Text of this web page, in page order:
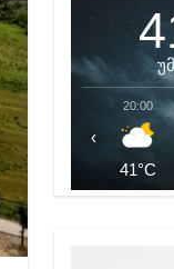
20:00
41°C
‹